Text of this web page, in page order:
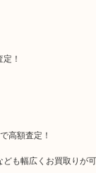
！
高額査定！
も幅広くお買取りが